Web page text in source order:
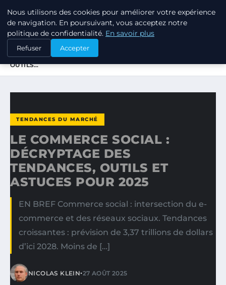
TUEZ-LES TOUS
ACCUEIL
TENDANCES DU MARCHÉ
LE COMMERCE SOCIAL : DÉCRYPTAGE DES TENDANCES,
OUTILS…
TENDANCES DU MARCHÉ
LE COMMERCE SOCIAL :
DÉCRYPTAGE DES
TENDANCES, OUTILS ET
ASTUCES POUR 2025
EN BREF Commerce social : intersection du e-
commerce et des réseaux sociaux. Tendances
croissantes : prévision de 3,37 trillions de dollars
d’ici 2028. Moins de […]
NICOLAS KLEIN•27 AOÛT 2025
Nous utilisons des cookies pour améliorer votre expérience
de navigation. En poursuivant, vous acceptez notre
politique de confidentialité. En savoir plus
Refuser Accepter